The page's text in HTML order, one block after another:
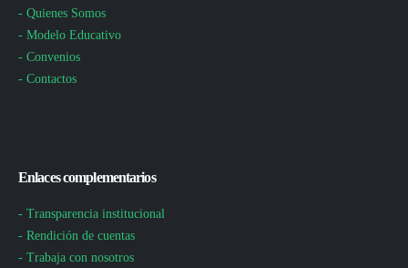
- Quienes Somos
- Modelo Educativo
- Convenios
- Contactos
Enlaces complementarios
- Transparencia institucional
- Rendición de cuentas
- Trabaja con nosotros